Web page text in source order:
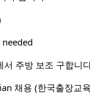
서 주방 보조 구합니
채용 (한국출장교